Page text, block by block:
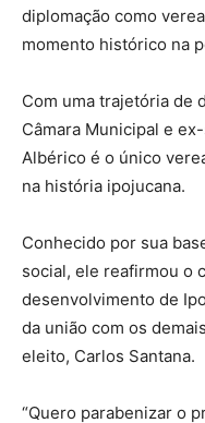
diplomação como
momento histórico na
Com uma trajetória de
Câmara Municipal e
Albérico é o único
na história ipojucana.
Conhecido por sua
social, ele reafirmou o
desenvolvimento de
da união com os
eleito, Carlos Santana.
“Quero parabenizar o